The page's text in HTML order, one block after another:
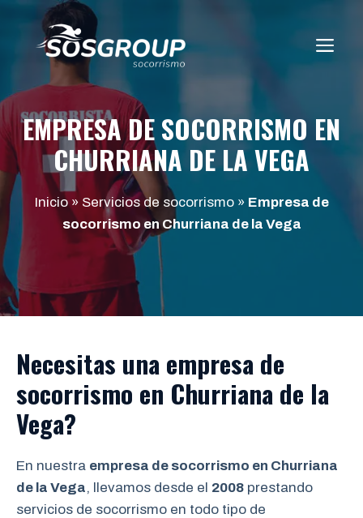
contenido
EMPRESA DE SOCORRISMO EN
CHURRIANA DE LA VEGA
Inicio» Servicios de socorrismo» Empresa de
socorrismo en Churriana de la Vega
Necesitas una empresa de
socorrismo en Churriana de la
Vega?
En nuestra empresa de socorrismo en Churriana
de la Vega, llevamos desde el 2008 prestando
servicios de socorrismo en todo tipo de